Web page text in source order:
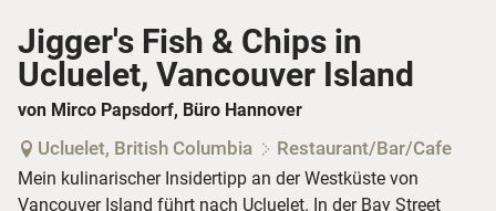
Jigger's Fish & Chips in
Ucluelet, Vancouver Island
von Mirco Papsdorf, Büro Hannover
Ucluelet, British Columbia Restaurant/Bar/Cafe
Mein kulinarischer Insidertipp an der Westküste von
Vancouver Island führt nach Ucluelet. In der Bay Street